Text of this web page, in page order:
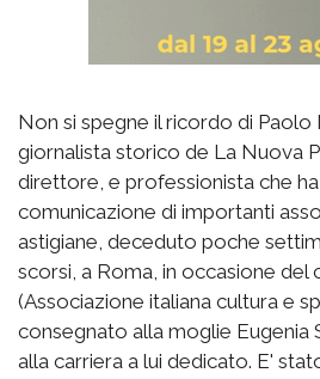
Non si spegne il ricordo di Paolo
giornalista storico de La Nuova
direttore, e professionista che
comunicazione di importanti
astigiane, deceduto poche
scorsi, a Roma, in occasione del
(Associazione italiana cultura e
consegnato alla moglie Eugenia
alla carriera a lui dedicato. E'